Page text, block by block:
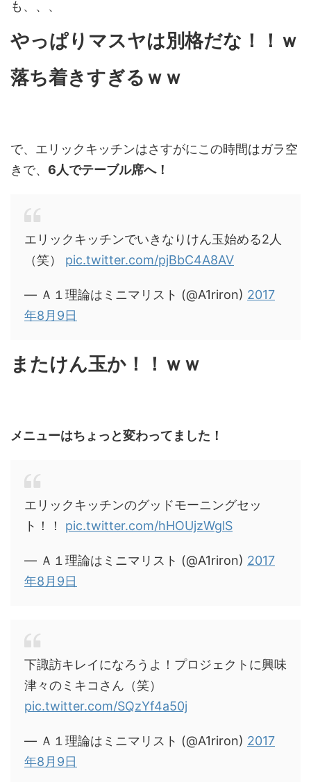
も、、、
やっぱりマスヤは別格だな！！ｗ
落ち着きすぎるｗｗ
で、エリックキッチンはさすがにこの時間はガラ空
きで、 6人でテーブル席へ！
エリックキッチンでいきなりけん玉始める2人
（笑） pic.twitter.com/pjBbC4A8AV
— Ａ１理論はミニマリスト (@A1riron) 2017
年8月9日
またけん玉か！！ｗｗ
メニューはちょっと変わってました！
エリックキッチンのグッドモーニングセッ
ト！！ pic.twitter.com/hHOUjzWglS
— Ａ１理論はミニマリスト (@A1riron) 2017
年8月9日
下諏訪キレイになろうよ！プロジェクトに興味
津々のミキコさん（笑）
pic.twitter.com/SQzYf4a50j
— Ａ１理論はミニマリスト (@A1riron) 2017
年8月9日